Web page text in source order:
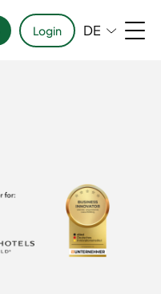
Login DE